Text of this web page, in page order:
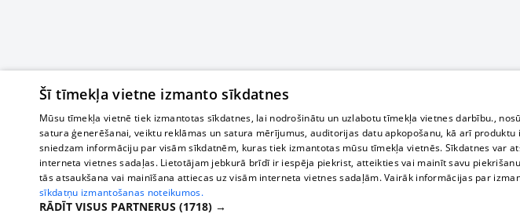
Šī tīmekļa vietne izmanto sīkdatnes
Mūsu tīmekļa vietnē tiek izmantotas sīkdatnes, lai nodrošinātu un uzlabotu tīmekļa vietnes darbību.,
satura ģenerēšanai, veiktu reklāmas un satura mērījumus, auditorijas datu apkopošanu, kā arī produktu
sniedzam informāciju par visām sīkdatnēm, kuras tiek izmantotas mūsu tīmekļa vietnēs. Sīkdatnes var
interneta vietnes sadaļas. Lietotājam jebkurā brīdī ir iespēja piekrist, atteikties vai mainīt savu
tās atsaukšana vai mainīšana attiecas uz visām interneta vietnes sadaļām. Vairāk informācijas par
sīkdatņu izmantošanas noteikumos.
RĀDĪT VISUS PARTNERUS (1718) →